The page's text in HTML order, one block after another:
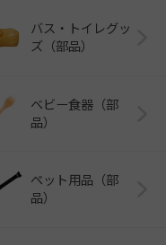
バス・トイレグッ
ズ（部品）
ベビー食器（部
品）
ペット用品（部
品）